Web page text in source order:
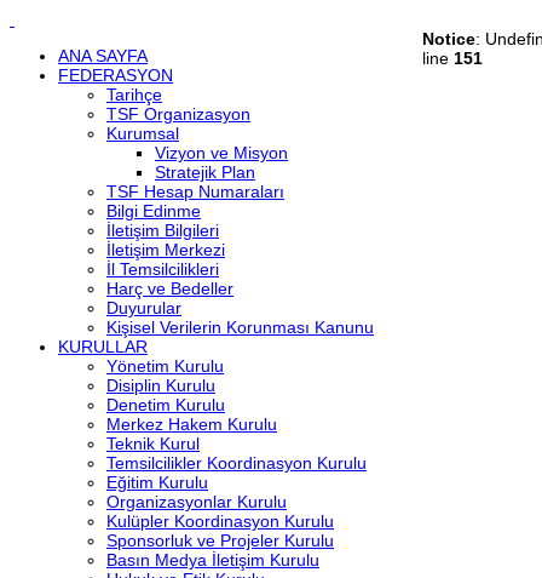
ANA SAYFA
FEDERASYON
Tarihçe
TSF Organizasyon
Kurumsal
Vizyon ve Misyon
Stratejik Plan
TSF Hesap Numaraları
Bilgi Edinme
İletişim Bilgileri
İletişim Merkezi
İl Temsilcilikleri
Harç ve Bedeller
Duyurular
Kişisel Verilerin Korunması Kanunu
KURULLAR
Yönetim Kurulu
Disiplin Kurulu
Denetim Kurulu
Merkez Hakem Kurulu
Teknik Kurul
Temsilcilikler Koordinasyon Kurulu
Eğitim Kurulu
Organizasyonlar Kurulu
Kulüpler Koordinasyon Kurulu
Sponsorluk ve Projeler Kurulu
Basın Medya İletişim Kurulu
Notice:
line 151